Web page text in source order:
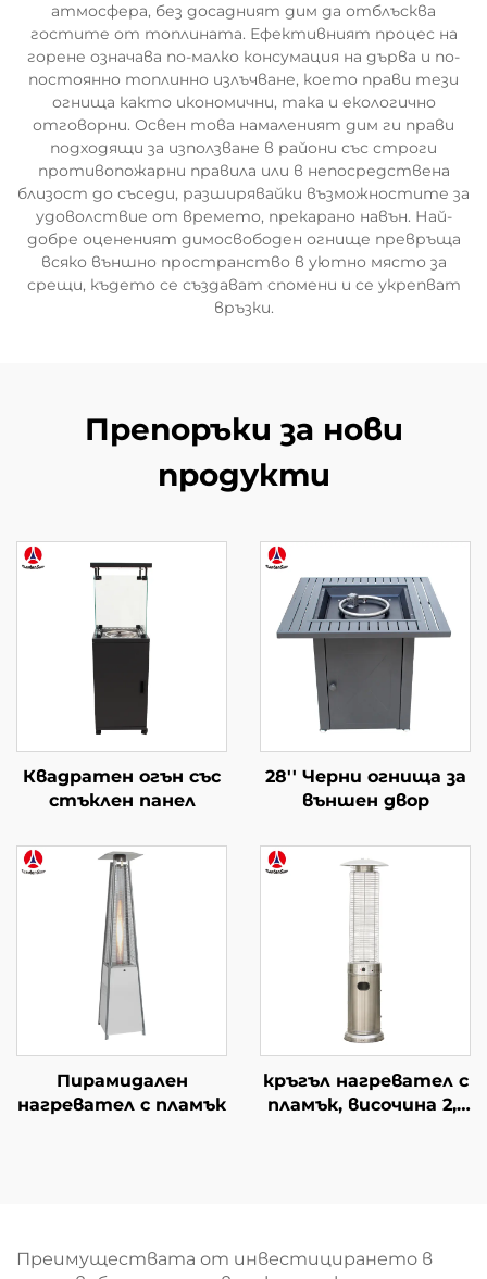
атмосфера, без досадният дим да отблъсква
гостите от топлината. Ефективният процес на
горене означава по-малко консумация на дърва и по-
постоянно топлинно излъчване, което прави тези
огнища както икономични, така и екологично
отговорни. Освен това намаленият дим ги прави
подходящи за използване в райони със строги
противопожарни правила или в непосредствена
близост до съседи, разширявайки възможностите за
удоволствие от времето, прекарано навън. Най-
добре оцененият димосвободен огнище превръща
всяко външно пространство в уютно място за
срещи, където се създават спомени и се укрепват
връзки.
Препоръки за нови
продукти
Квадратен огън със
стъклен панел
28'' Черни огнища за
външен двор
Пирамидален
нагревател с пламък
кръгъл нагревател с
пламък, височина 2,1
Преимуществата от инвестицирането в